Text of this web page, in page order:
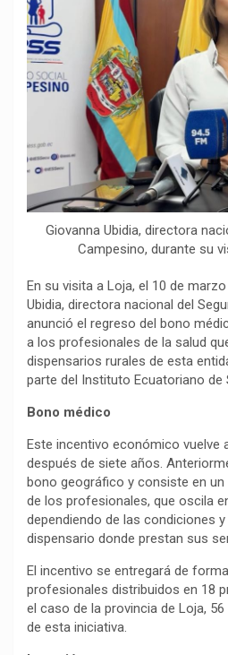
Giovanna Ubidia, directora
Campesino, durante su
En su visita a Loja, el 10 de
Ubidia, directora nacional del
anunció el regreso del bono
a los profesionales de la salud
dispensarios rurales de esta
parte del Instituto Ecuatoriano de
Bono médico
Este incentivo económico vuelve
después de siete años.
bono geográfico y consiste en un
de los profesionales, que oscila
dependiendo de las condiciones
dispensario donde prestan sus
El incentivo se entregará de
profesionales distribuidos en 18
el caso de la provincia de Loja,
de esta iniciativa.